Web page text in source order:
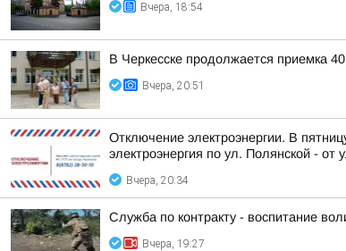
Вчера, 18:54
В Черкесске продолжается приемка
Вчера, 20:51
Отключение электроэнергии. В
электроэнергия по ул. Полянской - от
Вчера, 20:34
Служба по контракту - воспитание
Вчера, 19:27